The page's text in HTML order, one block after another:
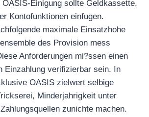
Einigung sollte Geldkassette,
Kontofunktionen einfugen.
maximale Einsatzhohe
des Provision mess
Anforderungen mi?ssen einen
Einzahlung verifizierbar sein. In
OASIS zielwert selbige
Minderjahrigkeit unter
zunichte machen.